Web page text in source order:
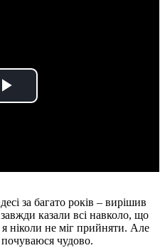
Play
за багато років – вирішив
казали всі навколо, що
ніколи не міг прийняти. Але
чудово.